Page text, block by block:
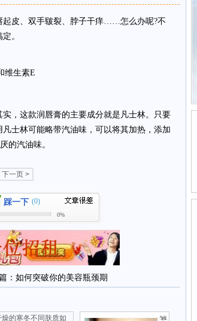
皮、双手皲裂、脖子干痒……怎么办呢?不
。
维生素E
，这款润唇膏的主要成分就是凡士林。只要
士林可能略带汽油味，可以将其加热，添加
的汽油味。
下一页 >
踩一下 (0)
0%
： 如何突破你的美容瓶颈期